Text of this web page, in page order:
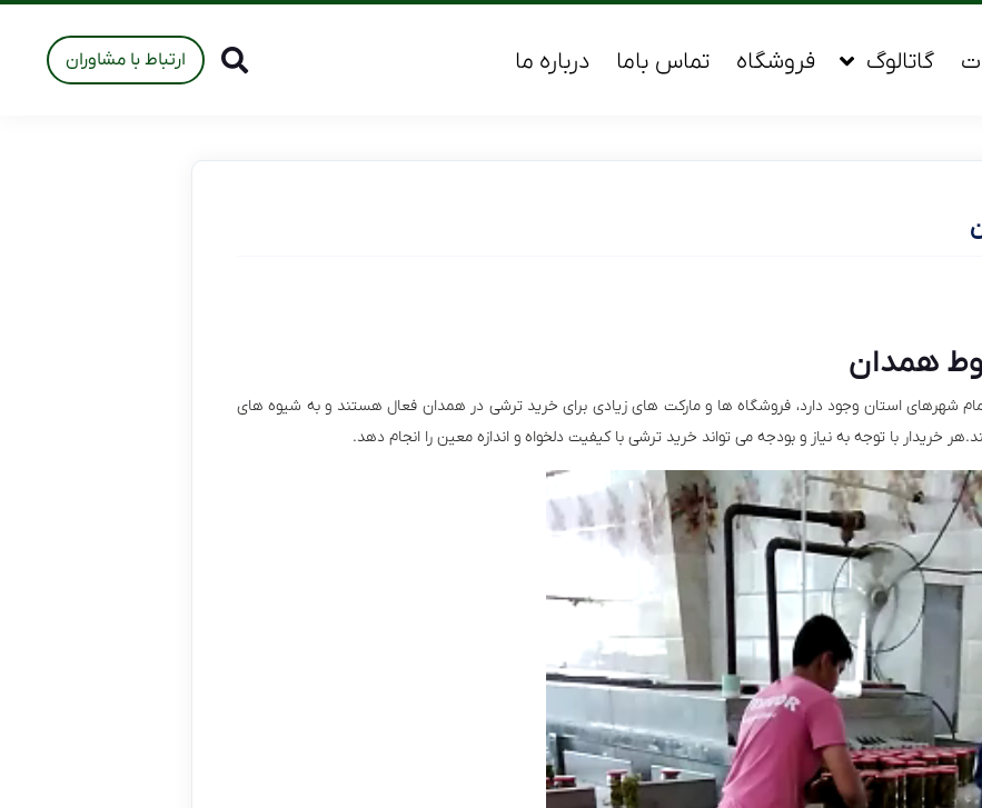
گاتالوگ فروشگاه تماس باما درباره ما ارتباط با مشاوران
همدان
شهرهای استان وجود دارد، فروشگاه ها و مارکت های زیادی برای خرید ترشی در همدان فعال هستند و به شیوه های
خریدار با توجه به نیاز و بودجه می تواند خرید ترشی با کیفیت دلخواه و اندازه معین را انجام دهد.